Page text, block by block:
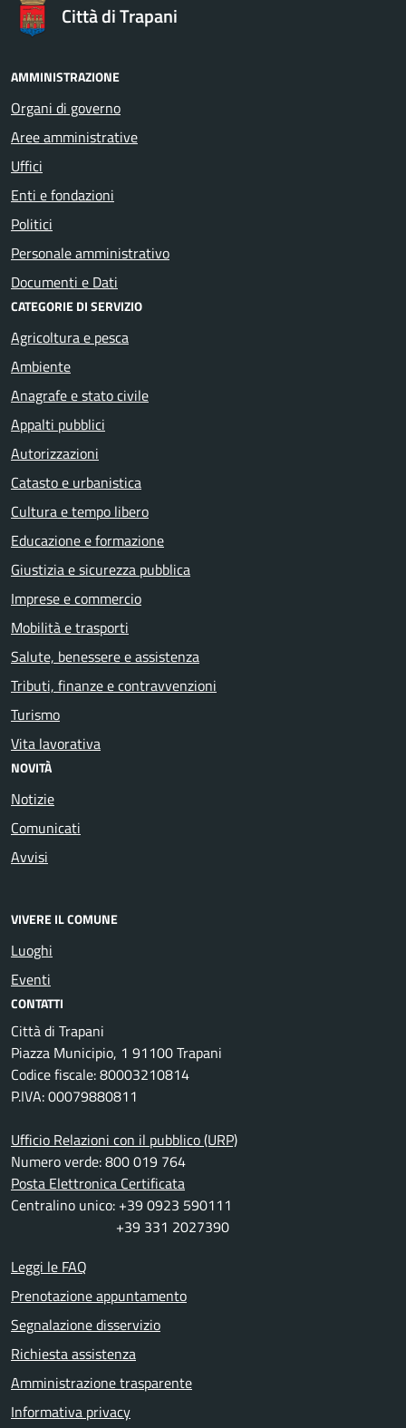
Città di Trapani
AMMINISTRAZIONE
Organi di governo
Aree amministrative
Uffici
Enti e fondazioni
Politici
Personale amministrativo
Documenti e Dati
CATEGORIE DI SERVIZIO
Agricoltura e pesca
Ambiente
Anagrafe e stato civile
Appalti pubblici
Autorizzazioni
Catasto e urbanistica
Cultura e tempo libero
Educazione e formazione
Giustizia e sicurezza pubblica
Imprese e commercio
Mobilità e trasporti
Salute, benessere e assistenza
Tributi, finanze e contravvenzioni
Turismo
Vita lavorativa
NOVITÀ
Notizie
Comunicati
Avvisi
VIVERE IL COMUNE
Luoghi
Eventi
CONTATTI
Città di Trapani
Piazza Municipio, 1 91100 Trapani
Codice fiscale: 80003210814
P.IVA: 00079880811
Ufficio Relazioni con il pubblico (URP)
Numero verde: 800 019 764
Posta Elettronica Certificata
Centralino unico: +39 0923 590111
+39 331 2027390
Leggi le FAQ
Prenotazione appuntamento
Segnalazione disservizio
Richiesta assistenza
Amministrazione trasparente
Informativa privacy